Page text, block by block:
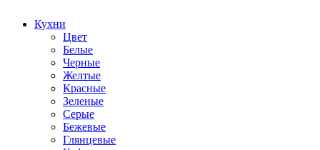
Кухни
Цвет
Белые
Черные
Желтые
Красные
Зеленые
Серые
Бежевые
Глянцевые